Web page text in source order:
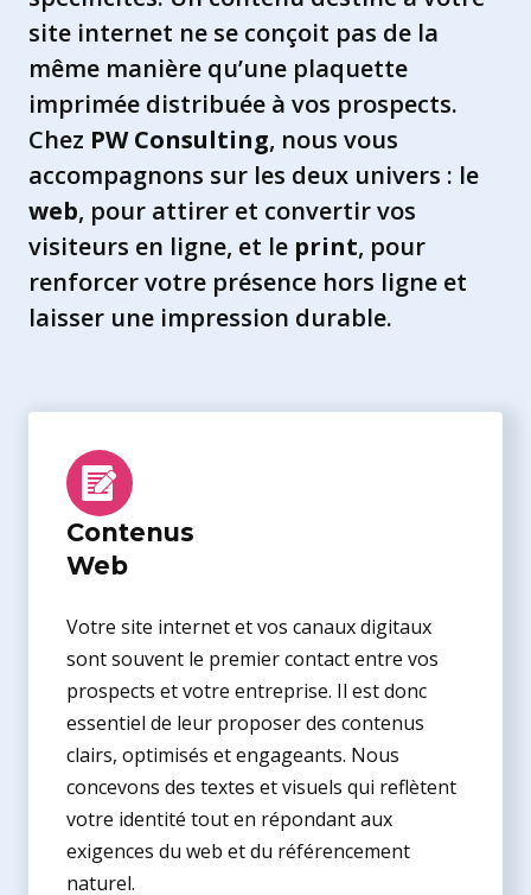
site internet ne se conçoit pas de la
même manière qu’une plaquette
imprimée distribuée à vos prospects.
Chez PW Consulting, nous vous
accompagnons sur les deux univers : le
web, pour attirer et convertir vos
visiteurs en ligne, et le print, pour
renforcer votre présence hors ligne et
laisser une impression durable.
Contenus
Web
Votre site internet et vos canaux digitaux
sont souvent le premier contact entre vos
prospects et votre entreprise. Il est donc
essentiel de leur proposer des contenus
clairs, optimisés et engageants. Nous
concevons des textes et visuels qui reflètent
votre identité tout en répondant aux
exigences du web et du référencement
naturel.